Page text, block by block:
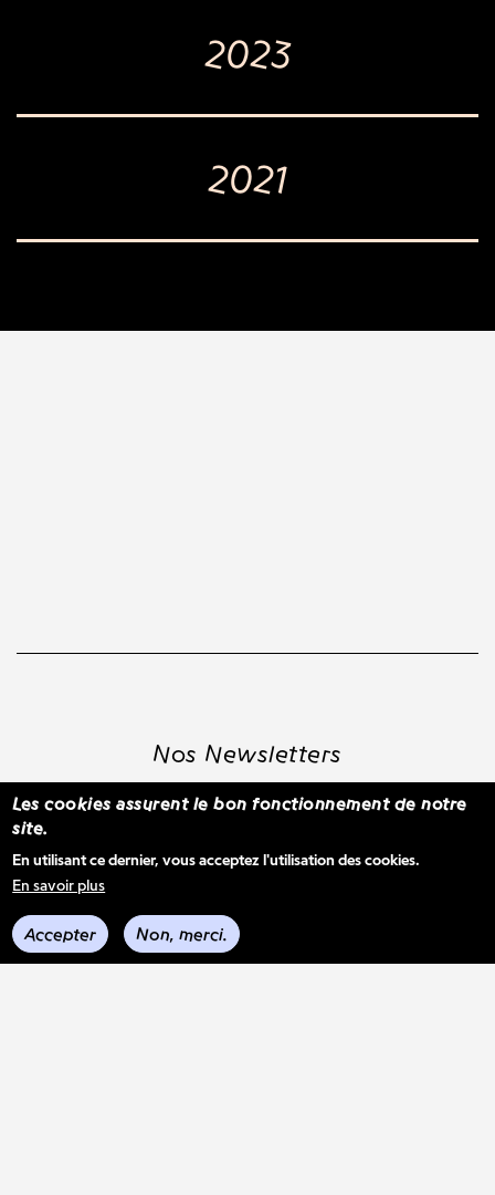
2023
2021
Nos Newsletters
Voir les derniers envois
Les cookies assurent le bon fonctionnement de notre
site.
En utilisant ce dernier, vous acceptez l'utilisation des cookies.
En savoir plus
Accepter Non, merci.